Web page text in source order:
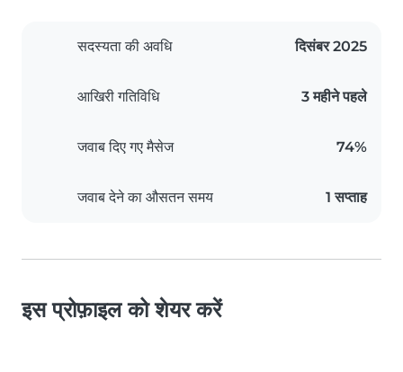
सदस्यता की अवधि दिसंबर 2025
आखिरी गतिविधि 3 महीने पहले
जवाब दिए गए मैसेज 74%
जवाब देने का औसतन समय 1 सप्ताह
इस प्रोफ़ाइल को शेयर करें